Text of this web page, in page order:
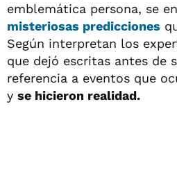
emblemática persona, se
misteriosas predicciones
Según interpretan los
que dejó escritas antes de
referencia a eventos que
y se hicieron realidad.